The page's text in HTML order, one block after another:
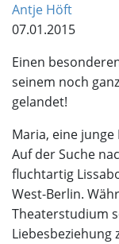
Antje Höft
07.01.2015
Einen
seinem noch
gelandet!
Maria, eine
Auf der Suche
fluchtartig
West-Berlin.
Theaterstudium
Liebesbeziehung